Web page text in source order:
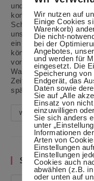
und Genuss in Verona,
konnten. Viel wichtiger
Schwiegerfamilie in
unseren Kleinen
ein paar Rezepte bei
können.Heute möchte
vorstellen. Sie füllt sie
Was hat das nun mit
Zeitmanagement in
spätestens seit ich
WeiterlesenNonnas
Suche im Blog
Wir nutzen auf
Einige Cookies
Warenkorb)
Die nicht-
bei der
Angebotes,
und werden für
eingesetzt. Die
Speicherung
Endgerät, das
Daten sowie
Sie auf „Alle
Einsatz von
einzuwilligen
Sie sich anders
unter
Informationen
Arten von
Einstellungen
Einstellungen
Cookies auch
abwählen (z.B.
oder unten auf